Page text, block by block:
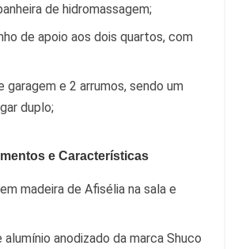
de hidromassagem;
de apoio aos dois quartos, com
garagem e 2 arrumos, sendo um
duplo;
e Características
madeira de Afisélia na sala e
alumínio anodizado da marca Shuco